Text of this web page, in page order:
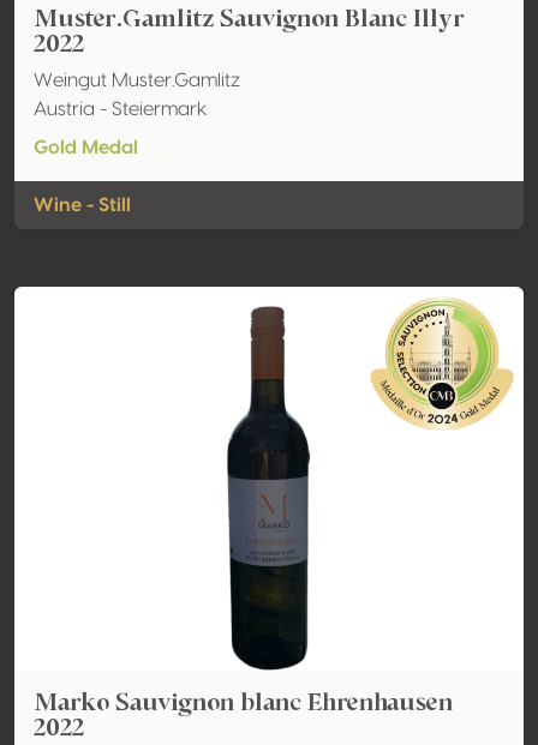
Muster.Gamlitz Sauvignon Blanc Illyr
2022
Weingut Muster.Gamlitz
Austria - Steiermark
Gold Medal
Wine - Still
Marko Sauvignon blanc Ehrenhausen
2022